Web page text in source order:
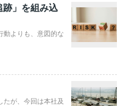
」を組み込
動よりも、意図的な
たが、今回は本社及